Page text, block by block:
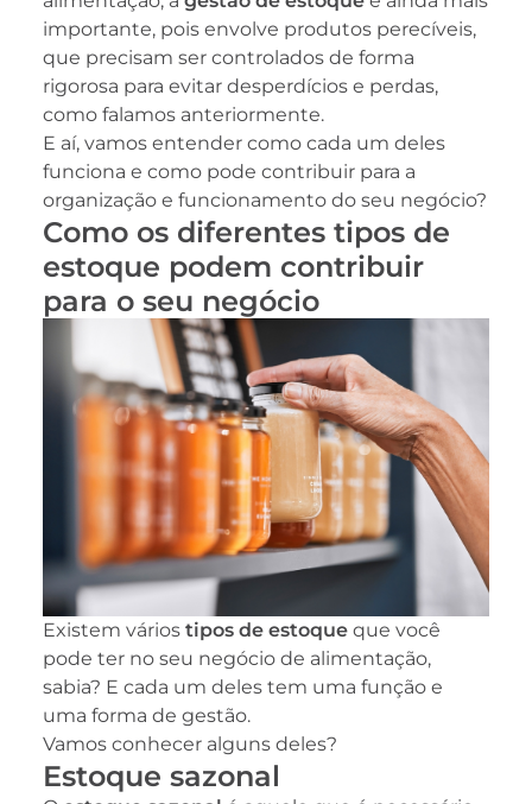
importante, pois envolve produtos perecíveis,
que precisam ser controlados de forma
rigorosa para evitar desperdícios e perdas,
como falamos anteriormente.
E aí, vamos entender como cada um deles
funciona e como pode contribuir para a
organização e funcionamento do seu negócio?
Como os diferentes tipos de
estoque podem contribuir
para o seu negócio
Existem vários tipos de estoque que você
pode ter no seu negócio de alimentação,
sabia? E cada um deles tem uma função e
uma forma de gestão.
Vamos conhecer alguns deles?
Estoque sazonal